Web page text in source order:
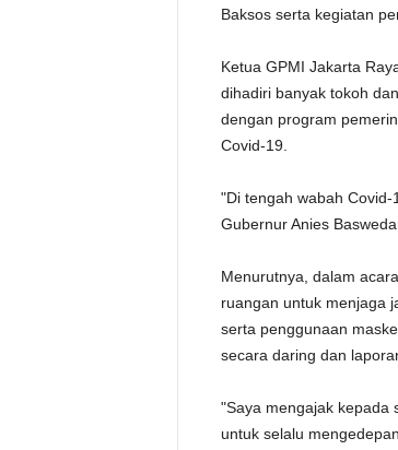
Baksos serta kegiatan
Ketua GPMI Jakarta
dihadiri banyak tokoh
dengan program
Covid-19.
"Di tengah wabah
Gubernur Anies
Menurutnya, dalam
ruangan untuk menjaga
serta penggunaan
secara daring dan
"Saya mengajak kepada
untuk selalu